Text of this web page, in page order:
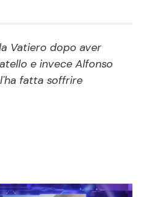
Programmi TV
Reality e Talent
News dal mondo
Vatiero dopo aver
e invece Alfonso
fatta soffrire